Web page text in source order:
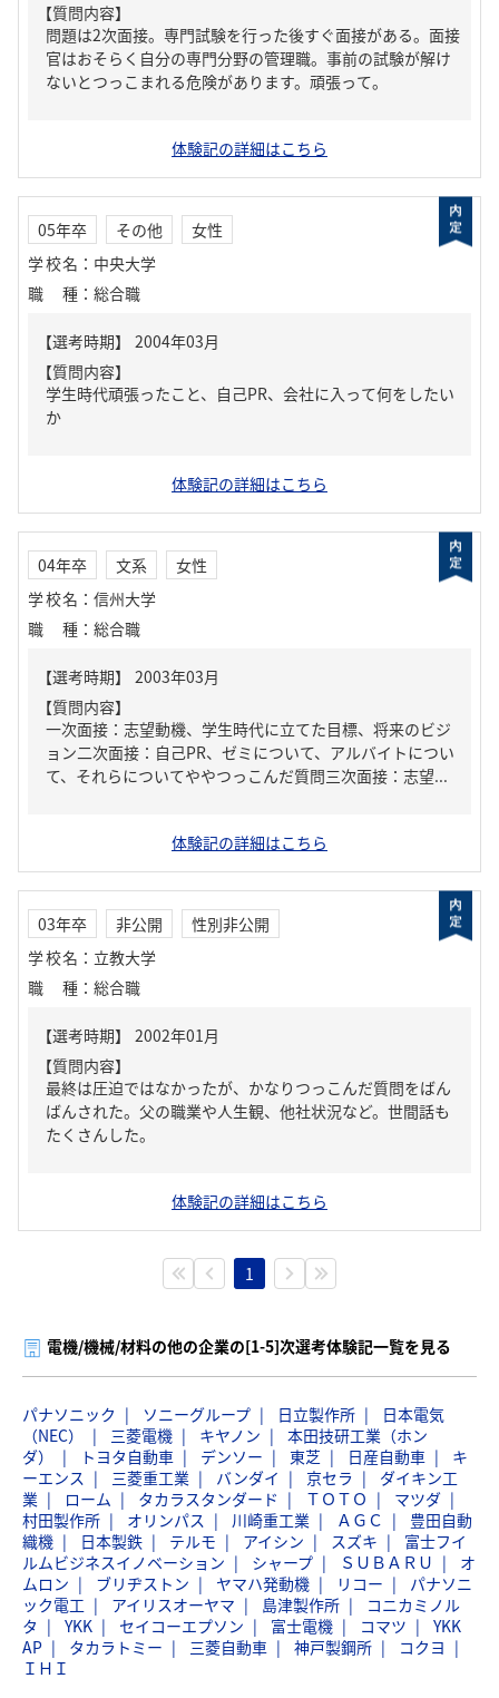
【質問内容】
問題は2次面接。専門試験を行った後すぐ面接がある。面接
官はおそらく自分の専門分野の管理職。事前の試験が解け
ないとつっこまれる危険があります。頑張って。
体験記の詳細はこちら
05年卒 その他
女性
学校名 ： 中央大学
職種 ： 総合職
【質問内容】
学生時代頑張ったこと、自己PR、会社に入って何をしたい
か
体験記の詳細はこちら
04年卒 文系
女性
学校名 ： 信州大学
職種 ： 総合職
【質問内容】
一次面接：志望動機、学生時代に立てた目標、将来のビジ
ョン二次面接：自己PR、ゼミについて、アルバイトについ
て、それらについてややつっこんだ質問三次面接：志望...
体験記の詳細はこちら
03年卒 非公開
性別非公開
学校名 ： 立教大学
職種 ： 総合職
【質問内容】
最終は圧迫ではなかったが、かなりつっこんだ質問をばん
ばんされた。父の職業や人生観、他社状況など。世間話も
たくさんした。
体験記の詳細はこちら
1
電機/機械/材料の他の企業の[1-5]次選考体験記一覧を見る
パナソニック ソニーグループ 日立製作所
日本電気
（NEC）
三菱電機 キヤノン
本田技研工業（ホン
ダ）
トヨタ自動車 デンソー 東芝 日産自動車
キ
ーエンス
三菱重工業 バンダイ 京セラ
ダイキン工
業
ローム タカラスタンダード ＴＯＴＯ
マツダ
村田製作所
オリンパス 川崎重工業 ＡＧＣ
豊田自動
織機
日本製鉄 テルモ アイシン スズキ
富士フイ
ルムビジネスイノベーション
シャープ ＳＵＢＡＲＵ
オ
ムロン
ブリヂストン ヤマハ発動機 リコー
パナソニ
ック電工
アイリスオーヤマ 島津製作所
コニカミノル
タ
YKK セイコーエプソン 富士電機 コマツ
YKK
AP
タカラトミー 三菱自動車 神戸製鋼所
コクヨ
ＩＨＩ